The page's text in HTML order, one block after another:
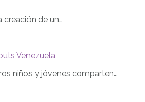
creación de un…
Venezuela
niños y jóvenes comparten…